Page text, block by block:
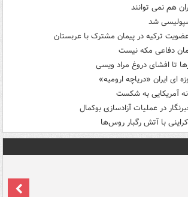
هم نمی توانند
شد
ترکیه در پیمان مشترک با عربستان
دفاعی مکه نیست
تا افشای دروغ مراد ویسی
ای ایران «دریاچه ارومیه»
آمریکایی به شکست
در عملیات آزادسازی بوکمال
با آتش رگبار روس‌ها